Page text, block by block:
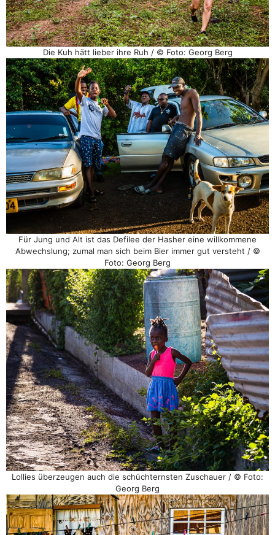
Die Kuh hätt lieber ihre Ruh / © Foto: Georg Berg
Für Jung und Alt ist das Defilee der Hasher eine willkommene
Abwechslung; zumal man sich beim Bier immer gut versteht / ©
Foto: Georg Berg
Lollies überzeugen auch die schüchternsten Zuschauer / © Foto:
Georg Berg